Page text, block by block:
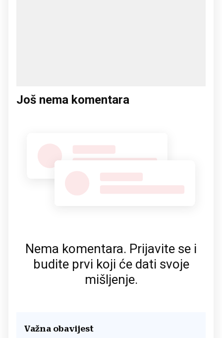
Još nema komentara
Nema komentara. Prijavite se i
budite prvi koji će dati svoje
mišljenje.
Važna obavijest